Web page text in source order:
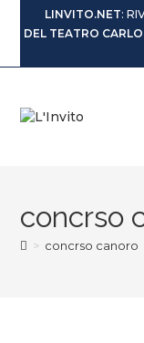
LINVITO.NET:
DEL TEATRO
concrso
> concrso canoro